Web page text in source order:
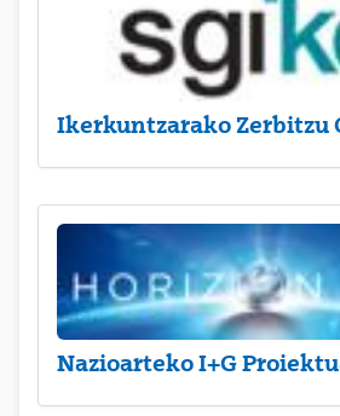
Ikerkuntzarako Zerbitzu
Nazioarteko I+G